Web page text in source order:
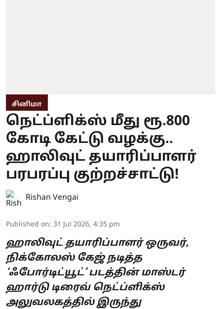
சினிமா
நெட்ப்ளிக்ஸ் மீது ரூ.800
கோடி கேட்டு வழக்கு..
ஹாலிவுட் தயாரிப்பாளர்
பரபரப்பு குற்றச்சாட்டு!
Rishan Vengai
Published on: 31 Jul 2026, 4:35 pm
ஹாலிவுட் தயாரிப்பாளர் ஒருவர்,
நிக்கோலஸ் கேஜ் நடித்த
‘ஃபோர்டிட்யூட்’ படத்தின் மாஸ்டர்
ஹார்டு டிரைவ் நெட்ப்ளிக்ஸ்
அலுவலகத்தில் இருந்து